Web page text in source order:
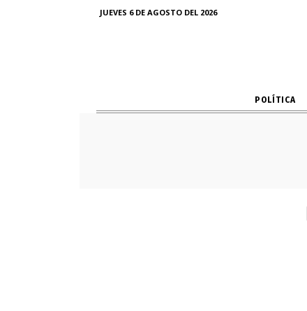
JUEVES 6 DE AGOSTO DEL 2026
POLÍTICA